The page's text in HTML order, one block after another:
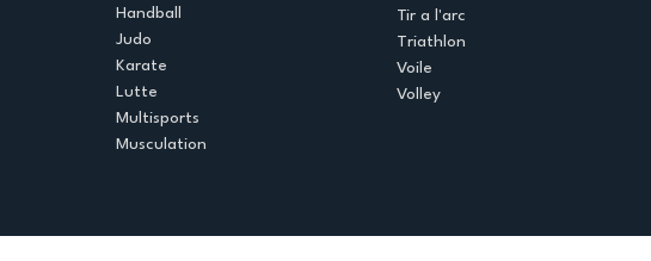
Handball
Judo
Karate
Lutte
Multisports
Musculation
Tir a l'arc
Triathlon
Voile
Volley